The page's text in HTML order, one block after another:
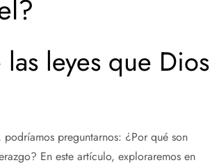
leyes que Dios
podríamos preguntarnos: ¿Por qué son
En este artículo, exploraremos en